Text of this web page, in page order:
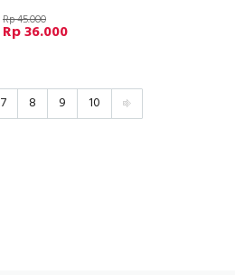
Rp 45.000
Rp 36.000
7 8 9 10